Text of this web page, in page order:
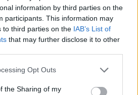
information by third parties on the
participants. This information may
to third parties on the IAB’s List of
that may further disclose it to other
Opt Outs
the Sharing of my
τηλεόραση, αλλά όχι
87 οικογένειες δοτών